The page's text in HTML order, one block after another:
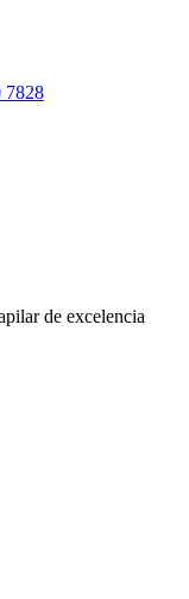
7828
de excelencia